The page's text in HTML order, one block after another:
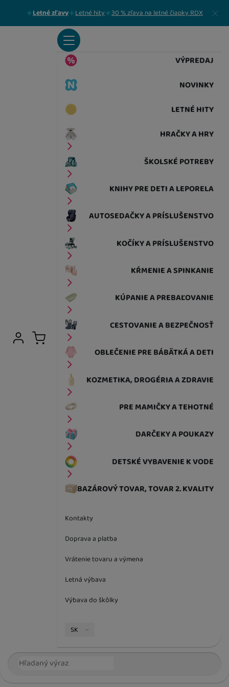
Letné zľavy Letné hity 30 % zľava na letné čiapky RDX Zavrieť
VÝPREDAJ
NOVINKY
LETNÉ HITY
HRAČKY A HRY
ŠKOLSKÉ POTREBY
KNIHY PRE DETI A LEPORELA
AUTOSEDAČKY A PRÍSLUŠENSTVO
KOČÍKY A PRÍSLUŠENSTVO
KŔMENIE A SPINKANIE
KÚPANIE A PREBAĽOVANIE
CESTOVANIE A BEZPEČNOSŤ
OBLEČENIE PRE BÁBÄTKÁ A DETI
KOZMETIKA, DROGÉRIA A ZDRAVIE
PRE MAMIČKY A TEHOTNÉ
DARČEKY A POUKAZY
DETSKÉ VYBAVENIE K VODE
BAZÁROVÝ TOVAR, TOVAR 2. KVALITY
Kontakty
Doprava a platba
Vrátenie tovaru a výmena
Letná výbava
Výbava do škôlky
Jazyková verzia
SK
Vyhľadávanie
Užívateľská sekcia
Prihlásiť sa
Košík